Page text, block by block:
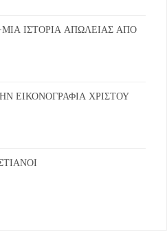
ΙΣΤΟΡΙΑ ΑΠΩΛΕΙΑΣ ΑΠΟ
ΕΙΚΟΝΟΓΡΑΦΙΑ ΧΡΙΣΤΟΥ